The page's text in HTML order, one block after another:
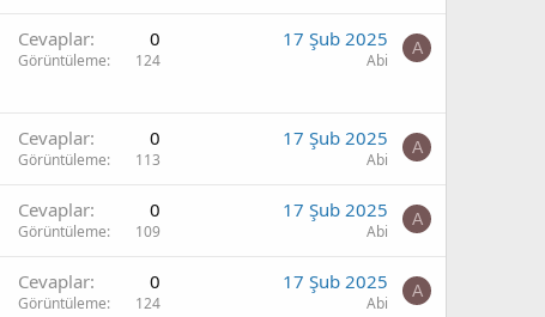
Cevaplar 0
Görüntüleme 124
17 Şub 2025
Abi
A
Cevaplar 0
Görüntüleme 113
17 Şub 2025
Abi
A
Cevaplar 0
Görüntüleme 109
17 Şub 2025
Abi
A
Cevaplar 0
Görüntüleme 124
17 Şub 2025
Abi
A